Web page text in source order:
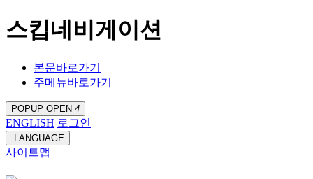
스킵네비게이션
본문바로가기
주메뉴바로가기
POPUP OPEN 4
ENGLISH 로그인
LANGUAGE
사이트맵